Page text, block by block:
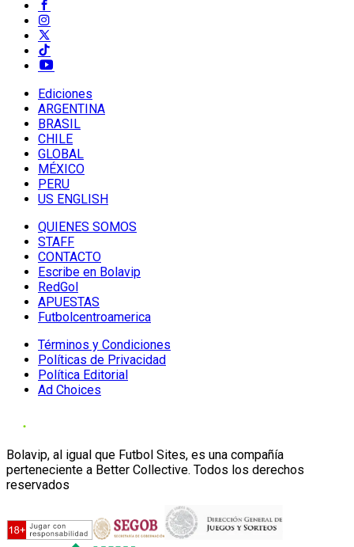
Ediciones
ARGENTINA
BRASIL
CHILE
GLOBAL
MÉXICO
PERU
US ENGLISH
QUIENES SOMOS
STAFF
CONTACTO
Escribe en Bolavip
RedGol
APUESTAS
Futbolcentroamerica
Términos y Condiciones
Políticas de Privacidad
Política Editorial
Ad Choices
Bolavip, al igual que Futbol Sites, es una compañía
perteneciente a Better Collective. Todos los derechos
reservados